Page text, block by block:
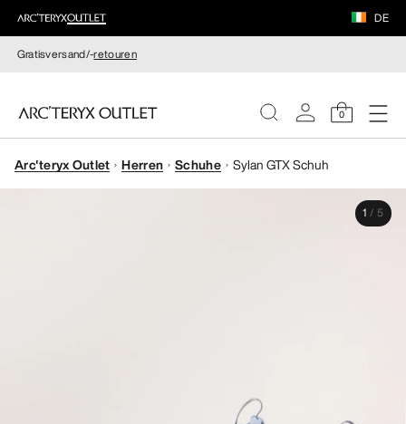
DE
Gratisversand/-retouren
0
DAMEN
Arc'teryx Outlet Herren Schuhe Sylan GTX Schuh
1 / 5